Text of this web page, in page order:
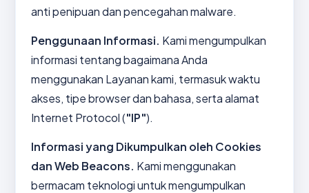
anti penipuan dan pencegahan malware.
Penggunaan Informasi. Kami mengumpulkan
informasi tentang bagaimana Anda
menggunakan Layanan kami, termasuk waktu
akses, tipe browser dan bahasa, serta alamat
Internet Protocol ("IP").
Informasi yang Dikumpulkan oleh Cookies
dan Web Beacons. Kami menggunakan
bermacam teknologi untuk mengumpulkan